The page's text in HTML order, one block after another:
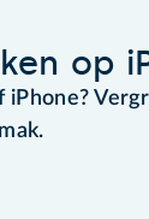
op
iPhone?